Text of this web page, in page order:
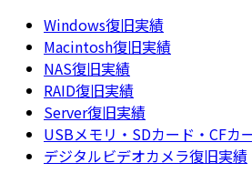
Windows復旧実績
Macintosh復旧実績
NAS復旧実績
RAID復旧実績
Server復旧実績
USBメモリ・SDカード・CFカ
デジタルビデオカメラ復旧実績